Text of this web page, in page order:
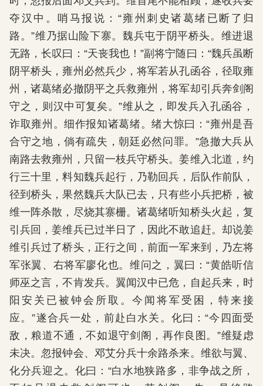
夺汉中。哨马报说：“雍州刺史诸葛绪已断了归
路。”维乃据山险下寨。魏兵屯于阴平桥头。维进退
无路，长叹曰：“天丧我也！”副将宁随曰：“魏兵虽断
阴平桥头，雍州必然兵少，将军若从孔函谷，径取雍
州，诸葛绪必撤阴平之兵救雍州，将军却引兵奔剑阁
守之，则汉中可复矣。”维从之，即发兵入孔函谷，
诈取雍州。细作报知诸葛绪。绪大惊曰：“雍州是吾
合守之地，倘有疏失，朝廷必然问罪。”急撤大兵从
南路去救雍州，只留一枝兵守桥头。姜维入北道，约
行三十里，料知魏兵起行，乃勒回兵，后队作前队，
径到桥头，果然魏兵大队已去，只有些小兵把桥，被
维一阵杀散，尽烧其寨栅。诸葛绪听知桥头火起，复
引兵回，姜维兵已过半日了，因此不敢追赶。却说姜
维引兵过了桥头，正行之间，前面一军来到，乃左将
军张翼、右将军廖化也。维问之，翼曰：“黄皓听信
师巫之言，不肯发兵。翼闻汉中已危，自起兵来，时
阳安关已被钟会所取。今闻将军受困，特来接
应。”遂合兵一处，前赴白水关。化曰：“今四面受
敌，粮道不通，不如退守剑阁，再作良图。”维疑虑
未决。忽报钟会、邓艾分兵十余路杀来。维欲与翼、
化分兵迎之。化曰：“白水地狭路多，非争战之所，